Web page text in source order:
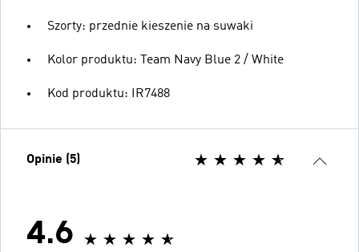
Szorty: przednie kieszenie na suwaki
Kolor produktu: Team Navy Blue 2 / White
Kod produktu: IR7488
Opinie (5)
4.6